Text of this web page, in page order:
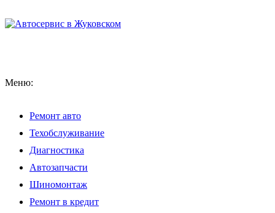
Меню:
Ремонт авто
Техобслуживание
Диагностика
Автозапчасти
Шиномонтаж
Ремонт в кредит